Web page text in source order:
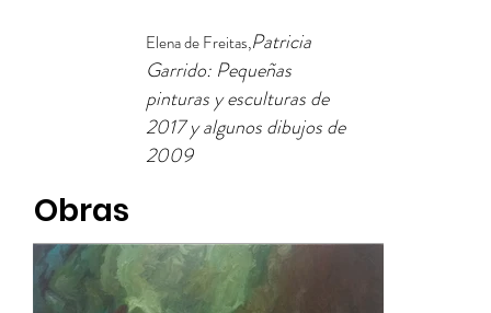
Obras
Elena de Freitas,Patricia
Garrido: Pequeñas
pinturas y esculturas de
2017 y algunos dibujos de
2009